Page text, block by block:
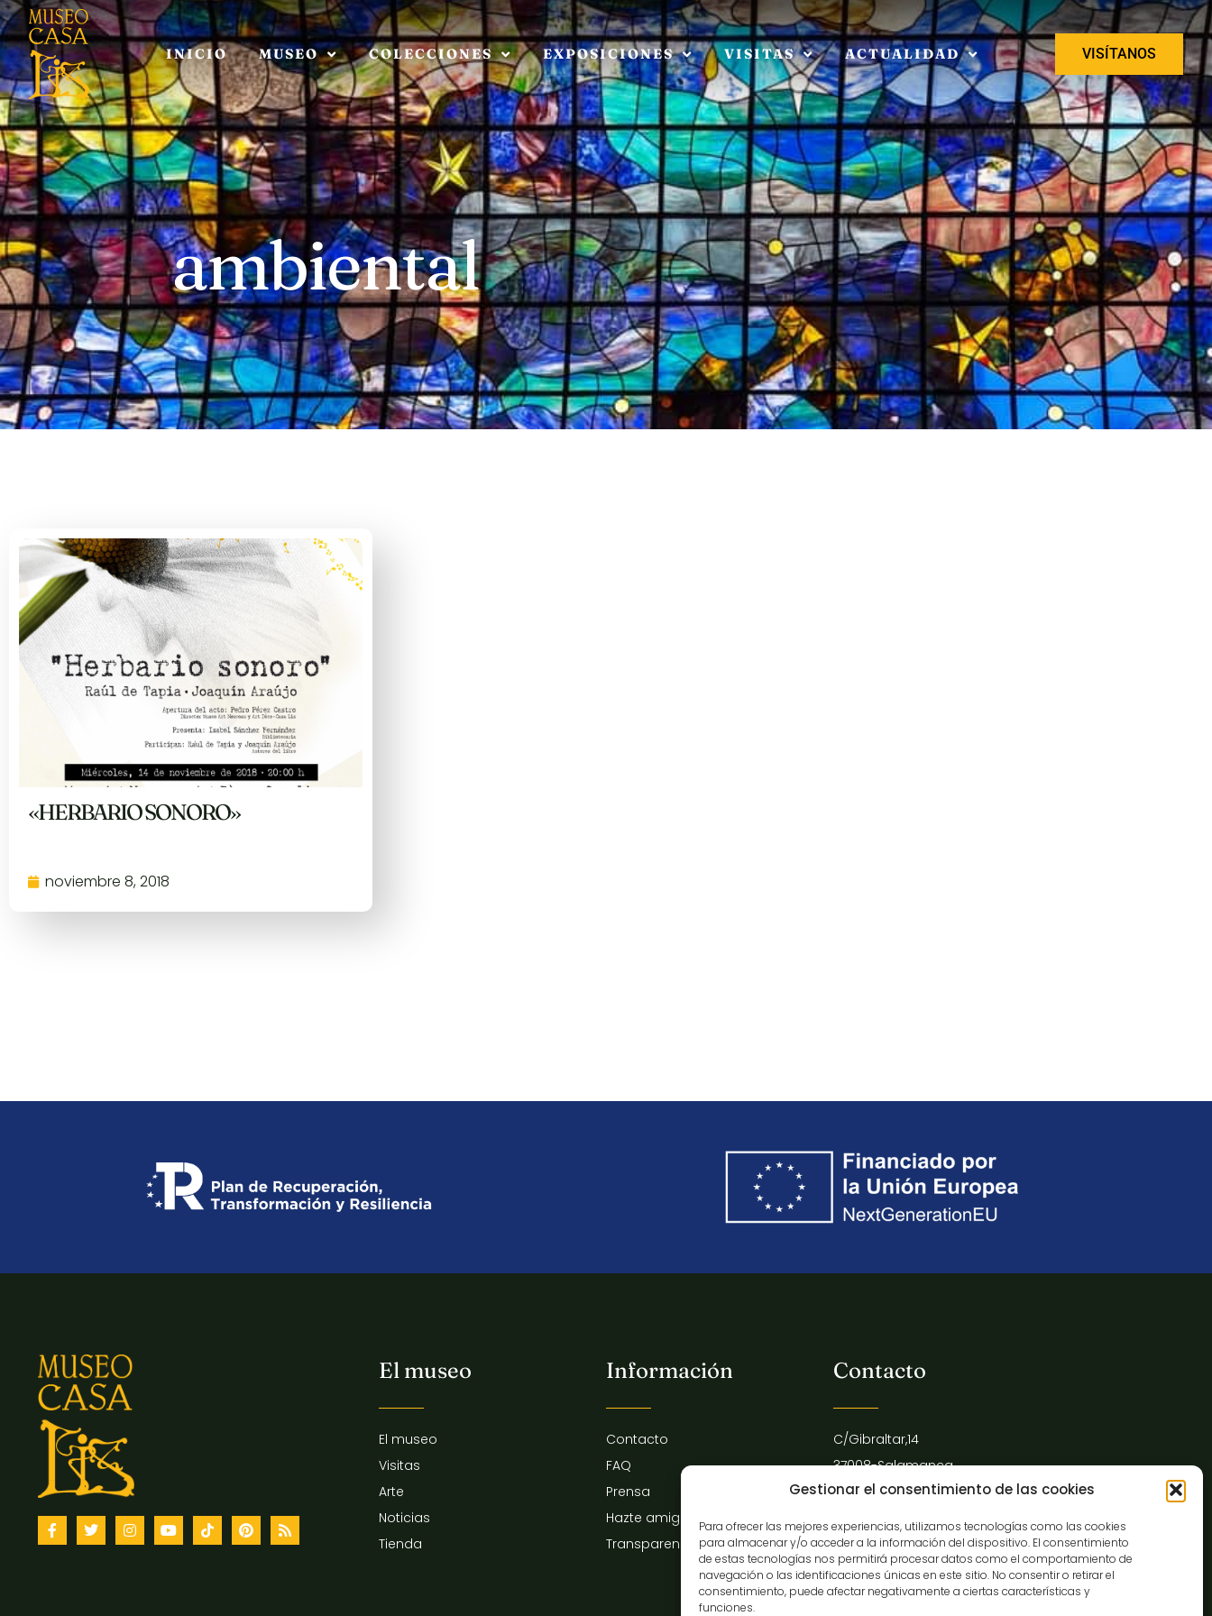
Gestionar el consentimiento de las cookies
Para ofrecer las mejores experiencias, utilizamos tecnologías como las cookies
para almacenar y/o acceder a la información del dispositivo. El consentimiento
de estas tecnologías nos permitirá procesar datos como el comportamiento de
navegación o las identificaciones únicas en este sitio. No consentir o retirar el
consentimiento, puede afectar negativamente a ciertas características y
funciones.
INICIO MUSEO COLECCIONES EXPOSICIONES VISITAS ACTUALIDAD VISÍTANOS
ambiental
«HERBARIO SONORO»
noviembre 8, 2018
El museo
El museo
Visitas
Arte
Noticias
Tienda
Información
Contacto
FAQ
Prensa
Hazte amigo del museo
Transparencia
Contacto
C/Gibraltar,14
37008-Salamanca
923 12 14 25
comunicacion@museocasalis.org